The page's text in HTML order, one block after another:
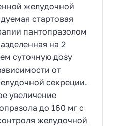
желудочной
стартовая
пантопразолом
на 2
суточную дозу
от
секреции.
увеличение
до 160 мг с
желудочной